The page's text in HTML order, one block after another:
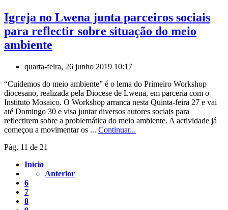
Igreja no Lwena junta parceiros sociais
para reflectir sobre situação do meio
ambiente
quarta-feira, 26 junho 2019 10:17
“Cuidemos do meio ambiente” é o lema do Primeiro Workshop
diocesano, realizada pela Diocese de Lwena, em parceria com o
Instituto Mosaico. O Workshop arranca nesta Quinta-feira 27 e vai
até Domingo 30 e visa juntar diversos autores sociais para
reflectirem sobre a problemática do meio ambiente. A actividade já
começou a movimentar os ... Continuar...
Pág. 11 de 21
Início
Anterior
6
7
8